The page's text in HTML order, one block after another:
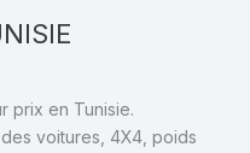
prix en Tunisie.
voitures, 4X4, poids